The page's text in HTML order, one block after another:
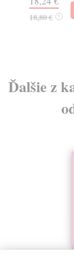
18,80 € ?
Ďalšie z